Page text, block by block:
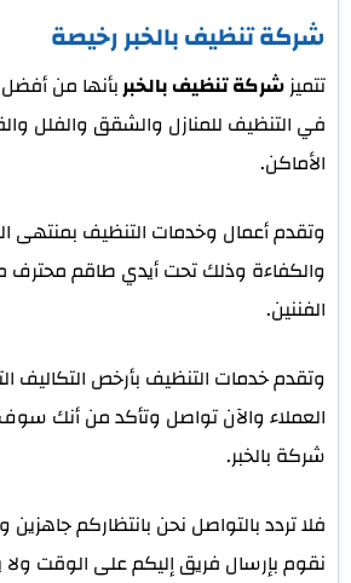
شركة تنظيف بالخبر رخيصة
تتميزشركة تنظيف بالخبربأنها من
في التنظيف للمنازل والشقق والفلل
الأماكن.
وتقدم أعمال وخدمات التنظيف بمنتهى
والكفاءة وذلك تحت أيدي طاقم محترف
الفننين.
وتقدم خدمات التنظيف بأرخص التكاليف
العملاء والآن تواصل وتأكد من أنك
شركة بالخبر.
فلا تردد بالتواصل نحن بانتظاركم جاهزين
نقوم بإرسال فريق إليكم على الوقت ولا